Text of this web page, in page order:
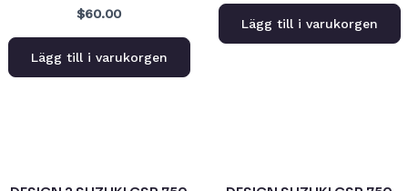
$60.00
Lägg till i varukorgen
Lägg till i varukorgen